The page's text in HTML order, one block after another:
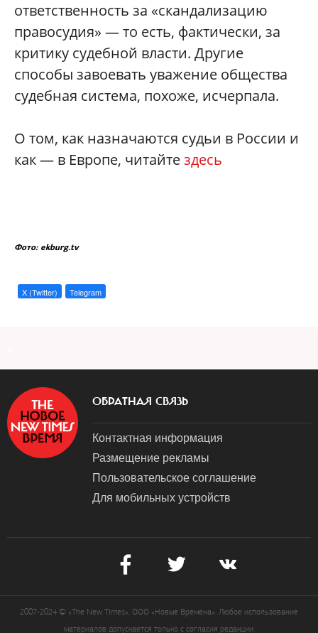
ответственность за «скандализацию
правосудия» — то есть, фактически, за
критику судебной власти. Другие
способы завоевать уважение общества
судебная система, похоже, исчерпала.
О том, как назначаются судьи в России и
как — в Европе, читайтездесь
Фото: ekburg.tv
X (Twitter) Telegram
ОБРАТНАЯ СВЯЗЬ
Контактная информация
Размещение рекламы
Пользовательское соглашение
Для мобильных устройств
2007-2024 © «The New Times». ООО «Новые Времена». Любое использование
материалов допускается только с согласия редакции.